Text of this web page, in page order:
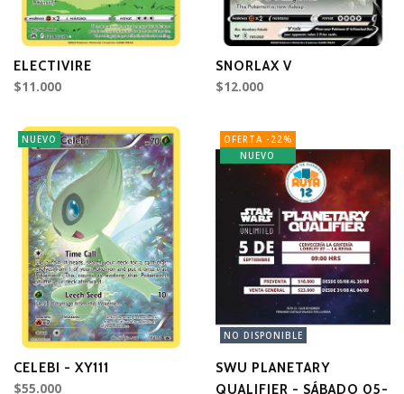
ELECTIVIRE
$11.000
SNORLAX V
$12.000
NUEVO
CELEBI - XY111
$55.000
OFERTA -22%
NUEVO
NO DISPONIBLE
SWU PLANETARY
QUALIFIER - SÁBADO 05-